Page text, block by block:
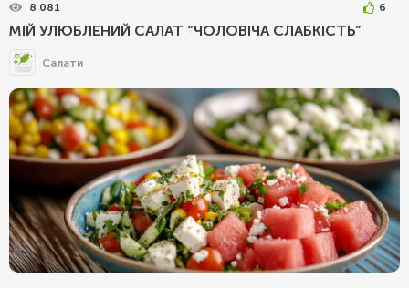
8 081 6
МІЙ УЛЮБЛЕНИЙ САЛАТ “ЧОЛОВІЧА СЛАБКІСТЬ”
Салати